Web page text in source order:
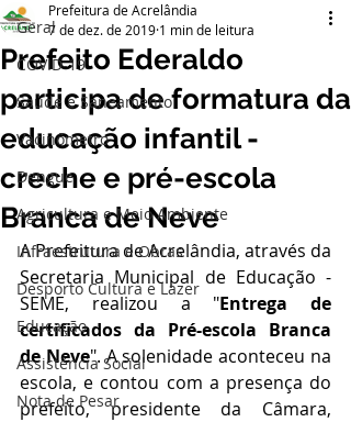
Geral
COVID-19
Saúde e Saneamento
Vacinômetro
Dengue
Agricultura e Meio Ambiente
Infraestrutura e Obras
Desporto Cultura e Lazer
Educação
Assistência Social
Nota de Pesar
Prefeito Ederaldo
participa de formatura da
educação infantil -
creche e pré-escola
Branca de Neve
Prefeitura de Acrelândia
7 de dez. de 2019 1 min de leitura
A Prefeitura de Acrelândia, através da
Secretaria Municipal de Educação -
SEME, realizou a "Entrega de
certificados da Pré-escola Branca
de Neve". A solenidade aconteceu na
escola, e contou com a presença do
prefeito, presidente da Câmara,